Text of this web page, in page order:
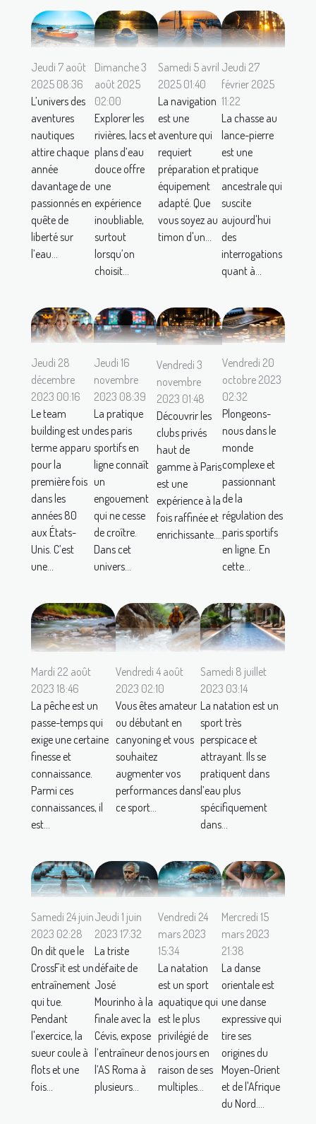
Jeudi 7 août
2025 08:36
L’univers des
aventures
nautiques
attire chaque
année
davantage de
passionnés en
quête de
liberté sur
l’eau...
Dimanche 3
août 2025
02:00
Explorer les
rivières, lacs et
plans d’eau
douce offre
une
expérience
inoubliable,
surtout
lorsqu’on
choisit...
Samedi 5 avril
2025 01:40
La navigation
est une
aventure qui
requiert
préparation et
équipement
adapté. Que
vous soyez au
timon d'un...
Jeudi 27
février 2025
11:22
La chasse au
lance-pierre
est une
pratique
ancestrale qui
suscite
aujourd'hui
des
interrogations
quant à...
Jeudi 28
décembre
2023 00:16
Le team
building est un
terme apparu
pour la
première fois
dans les
années 80
aux États-
Unis. C’est
une...
Jeudi 16
novembre
2023 08:39
La pratique
des paris
sportifs en
ligne connaît
un
engouement
qui ne cesse
de croître.
Dans cet
univers...
Vendredi 3
novembre
2023 01:48
Découvrir les
clubs privés
haut de
gamme à Paris
est une
expérience à la
fois raffinée et
enrichissante....
Vendredi 20
octobre 2023
02:32
Plongeons-
nous dans le
monde
complexe et
passionnant
de la
régulation des
paris sportifs
en ligne. En
cette...
Mardi 22 août
2023 18:46
La pêche est un
passe-temps qui
exige une certaine
finesse et
connaissance.
Parmi ces
connaissances, il
est...
Vendredi 4 août
2023 02:10
Vous êtes amateur
ou débutant en
canyoning et vous
souhaitez
augmenter vos
performances dans
ce sport...
Samedi 8 juillet
2023 03:14
La natation est un
sport très
perspicace et
attrayant. Ils se
pratiquent dans
l’eau plus
spécifiquement
dans...
Samedi 24 juin
2023 02:28
On dit que le
CrossFit est un
entraînement
qui tue.
Pendant
l'exercice, la
sueur coule à
flots et une
fois...
Jeudi 1 juin
2023 17:32
La triste
défaite de
José
Mourinho à la
finale avec la
Cévis, expose
l’entraîneur de
l’AS Roma à
plusieurs...
Vendredi 24
mars 2023
15:34
La natation
est un sport
aquatique qui
est le plus
privilégié de
nos jours en
raison de ses
multiples...
Mercredi 15
mars 2023
21:38
La danse
orientale est
une danse
expressive qui
tire ses
origines du
Moyen-Orient
et de l'Afrique
du Nord....